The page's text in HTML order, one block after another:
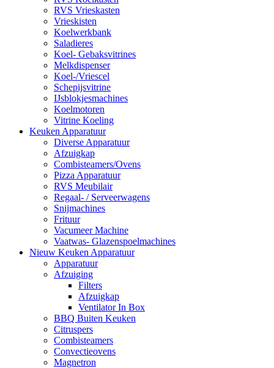
RVS Vrieskasten
Vrieskisten
Koelwerkbank
Saladieres
Koel- Gebaksvitrines
Melkdispenser
Koel-/Vriescel
Schepijsvitrine
IJsblokjesmachines
Koelmotoren
Vitrine Koeling
Keuken Apparatuur
Diverse Apparatuur
Afzuigkap
Combisteamers/Ovens
Pizza Apparatuur
RVS Meubilair
Regaal- / Serveerwagens
Snijmachines
Frituur
Vacumeer Machine
Vaatwas- Glazenspoelmachines
Nieuw Keuken Apparatuur
Apparatuur
Afzuiging
Filters
Afzuigkap
Ventilator In Box
BBQ Buiten Keuken
Citruspers
Combisteamers
Convectieovens
Magnetron